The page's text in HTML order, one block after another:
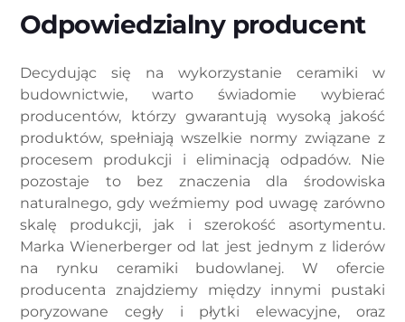
Odpowiedzialny producent
Decydując się na wykorzystanie ceramiki w
budownictwie, warto świadomie wybierać
producentów, którzy gwarantują wysoką jakość
produktów, spełniają wszelkie normy związane z
procesem produkcji i eliminacją odpadów. Nie
pozostaje to bez znaczenia dla środowiska
naturalnego, gdy weźmiemy pod uwagę zarówno
skalę produkcji, jak i szerokość asortymentu.
Marka Wienerberger od lat jest jednym z liderów
na rynku ceramiki budowlanej. W ofercie
producenta znajdziemy między innymi pustaki
poryzowane cegły i płytki elewacyjne, oraz